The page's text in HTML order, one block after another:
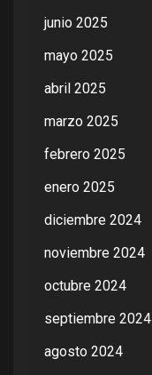
junio 2025
mayo 2025
abril 2025
marzo 2025
febrero 2025
enero 2025
diciembre 2024
noviembre 2024
octubre 2024
septiembre 2024
agosto 2024